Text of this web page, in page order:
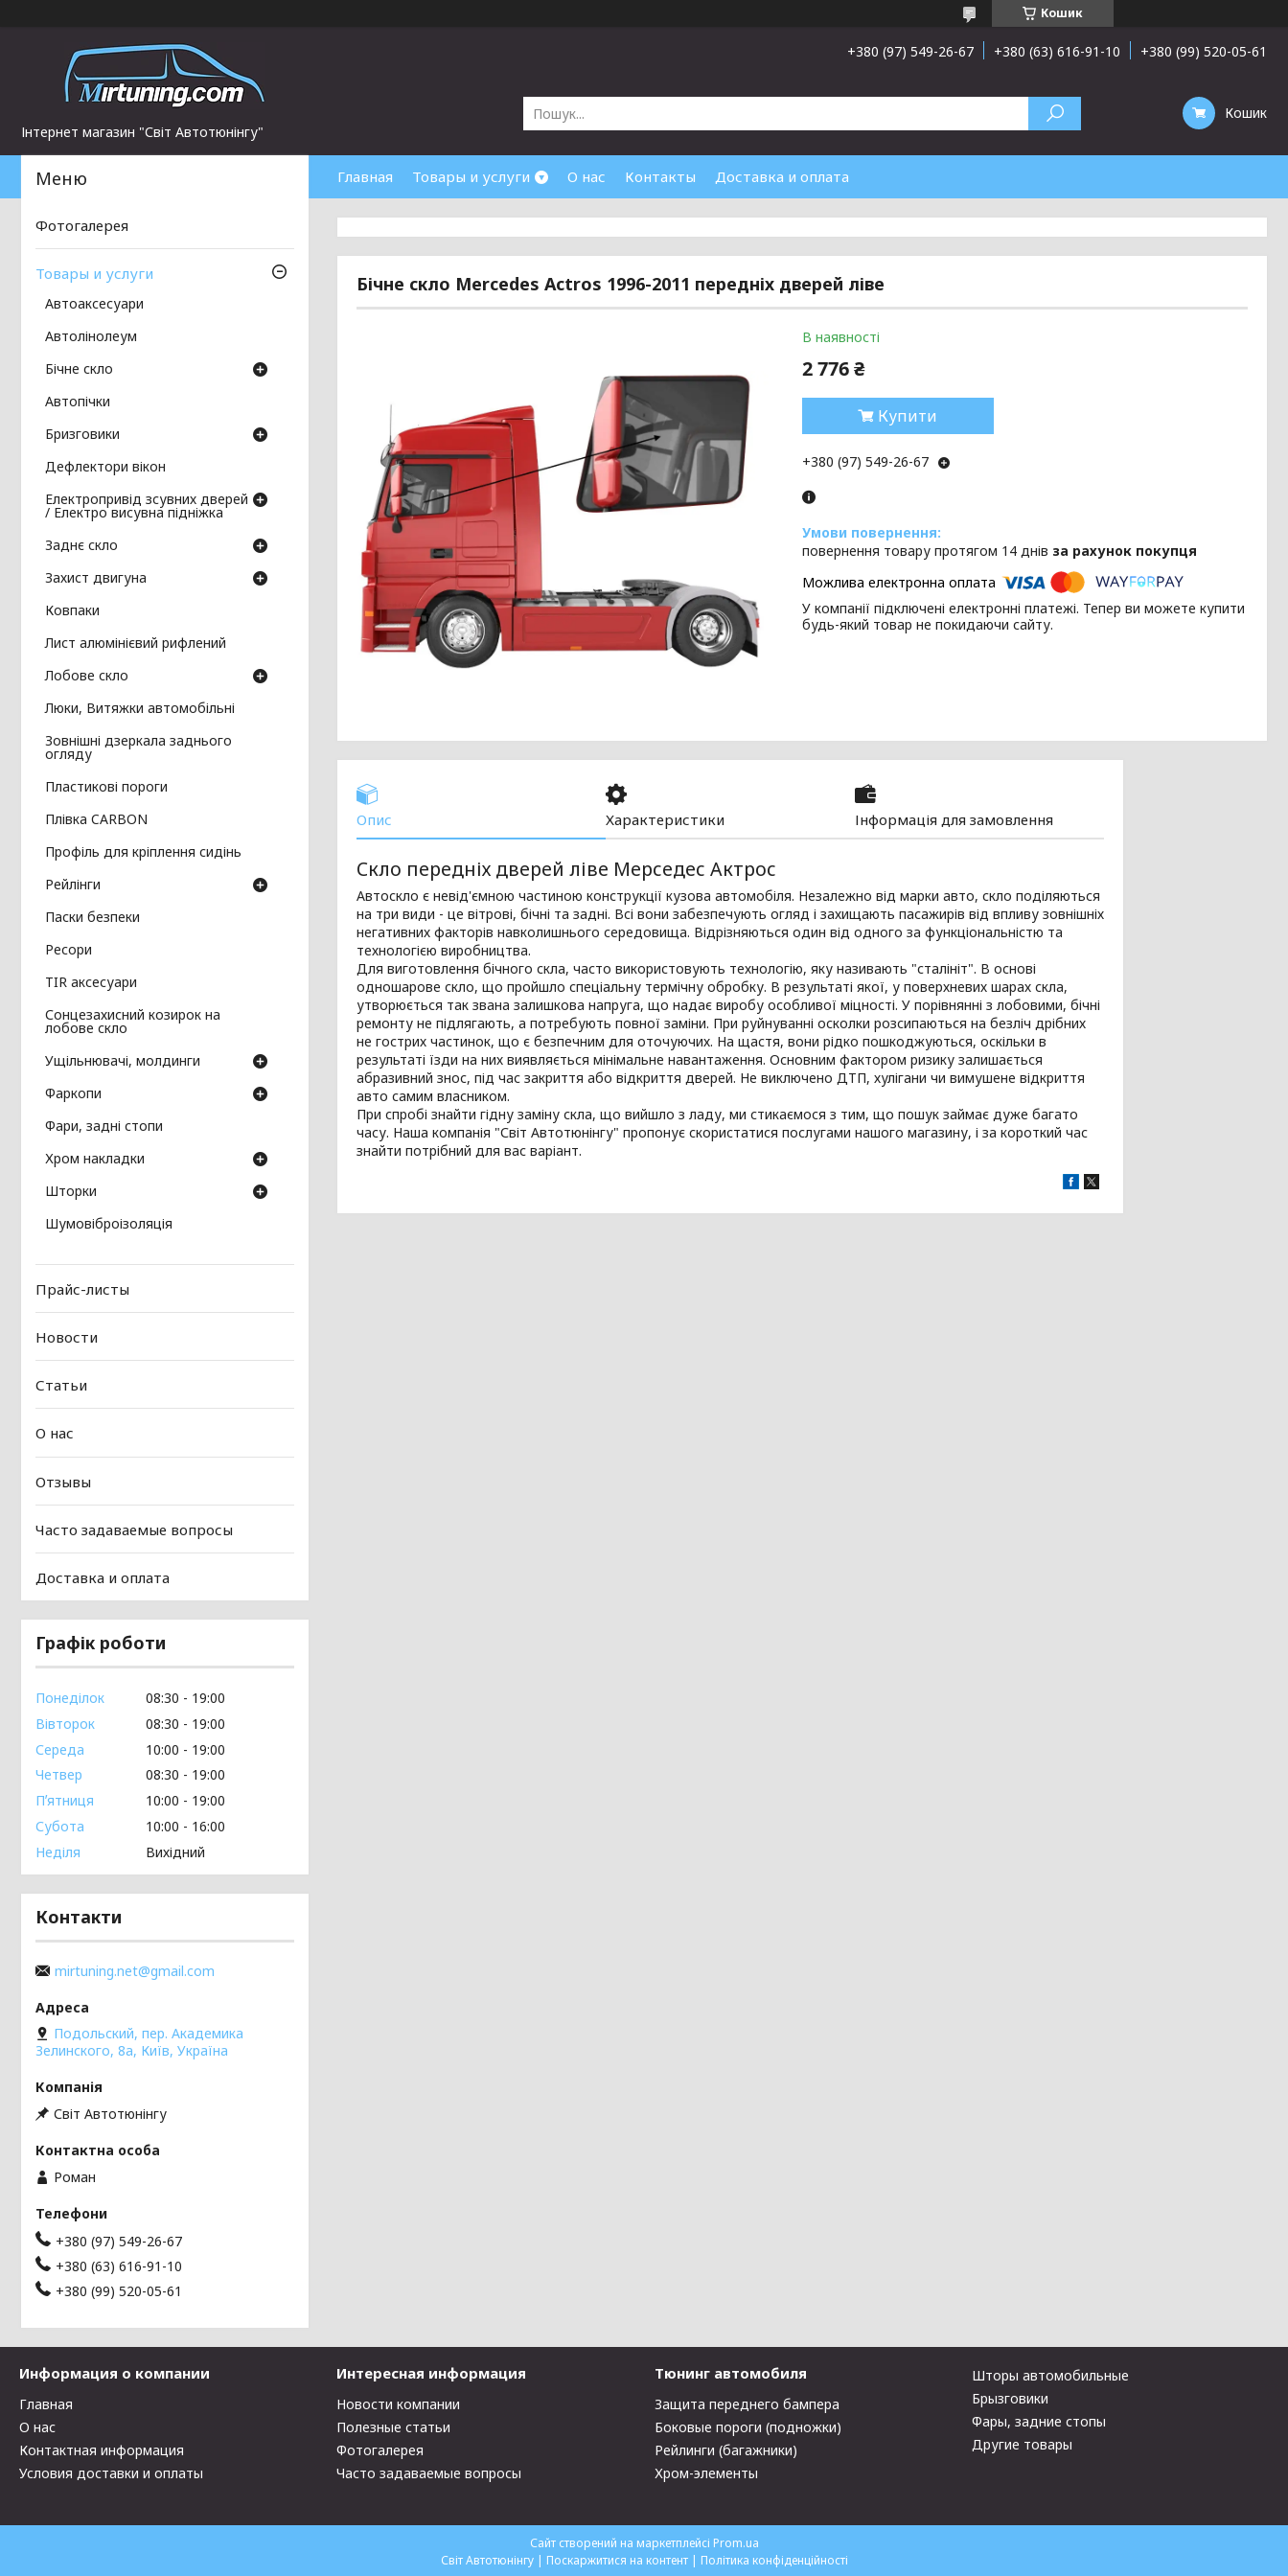
Кошик
Інтернет магазин "Світ Автотюнінгу"
+380 (97) 549-26-67 +380 (63) 616-91-10 +380 (99) 520-05-61
Кошик
Главная Товары и услуги О нас Контакты Доставка и оплата
Бічне скло Mercedes Actros 1996-2011 передніх дверей ліве
В наявності
2 776 ₴
Купити
+380 (97) 549-26-67
повернення товару протягом 14 днів за рахунок покупця
У компанії підключені електронні платежі. Тепер ви можете купити
будь-який товар не покидаючи сайту.
Опис Характеристики Інформація для замовлення
Скло передніх дверей ліве Мерседес Актрос
Автоскло є невід'ємною частиною конструкції кузова автомобіля. Незалежно від марки авто, скло поділяються
на три види - це вітрові, бічні та задні. Всі вони забезпечують огляд і захищають пасажирів від впливу зовнішніх
негативних факторів навколишнього середовища. Відрізняються один від одного за функціональністю та
технологією виробництва.
Для виготовлення бічного скла, часто використовують технологію, яку називають "сталініт". В основі
одношарове скло, що пройшло спеціальну термічну обробку. В результаті якої, у поверхневих шарах скла,
утворюється так звана залишкова напруга, що надає виробу особливої міцності. У порівнянні з лобовими, бічні
ремонту не підлягають, а потребують повної заміни. При руйнуванні осколки розсипаються на безліч дрібних
не гострих частинок, що є безпечним для оточуючих. На щастя, вони рідко пошкоджуються, оскільки в
результаті їзди на них виявляється мінімальне навантаження. Основним фактором ризику залишається
абразивний знос, під час закриття або відкриття дверей. Не виключено ДТП, хулігани чи вимушене відкриття
авто самим власником.
При спробі знайти гідну заміну скла, що вийшло з ладу, ми стикаємося з тим, що пошук займає дуже багато
часу. Наша компанія "Світ Автотюнінгу" пропонує скористатися послугами нашого магазину, і за короткий час
знайти потрібний для вас варіант.
Фотогалерея
Товары и услуги
Автоаксесуари
Автолінолеум
Бічне скло
Автопічки
Бризговики
Дефлектори вікон
Електропривід зсувних дверей
/ Електро висувна підніжка
Заднє скло
Захист двигуна
Ковпаки
Лист алюмінієвий рифлений
Лобове скло
Люки, Витяжки автомобільні
Зовнішні дзеркала заднього
огляду
Пластикові пороги
Плівка CARBON
Профіль для кріплення сидінь
Рейлінги
Паски безпеки
Ресори
TIR аксесуари
Сонцезахисний козирок на
лобове скло
Ущільнювачі, молдинги
Фаркопи
Фари, задні стопи
Хром накладки
Шторки
Шумовіброізоляція
Прайс-листы
Новости
Статьи
О нас
Отзывы
Часто задаваемые вопросы
Доставка и оплата
Графік роботи
Понеділок 08:30
19:00
Вівторок
08:30
19:00
Середа
10:00
19:00
Четвер
08:30
19:00
Пʼятниця
10:00
19:00
Субота
10:00
16:00
Неділя
Вихідний
Контакти
mirtuning.net@gmail.com
Подольский, пер. Академика
Зелинского, 8а, Київ, Україна
Світ Автотюнінгу
Роман
+380 (97) 549-26-67
+380 (63) 616-91-10
+380 (99) 520-05-61
Информация о компании
Главная
О нас
Контактная информация
Условия доставки и оплаты
Интересная информация
Новости компании
Полезные статьи
Фотогалерея
Часто задаваемые вопросы
Тюнинг автомобиля
Защита переднего бампера
Боковые пороги (подножки)
Рейлинги (багажники)
Хром-элементы
Шторы автомобильные
Брызговики
Фары, задние стопы
Другие товары
Сайт створений на маркетплейсі Prom.ua
Світ Автотюнінгу | Поскаржитися на контент | Політика конфіденційності